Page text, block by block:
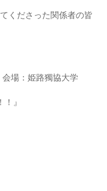
くださった関係者の皆
場：姫路獨協大学
』